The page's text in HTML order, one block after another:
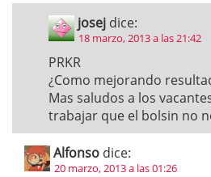
josej dice:
18 marzo, 2013 a las 21:42
PRKR
¿Como mejorando
Mas saludos a los
trabajar que el bolsin no
Alfonso dice:
20 marzo, 2013 a las 01:26